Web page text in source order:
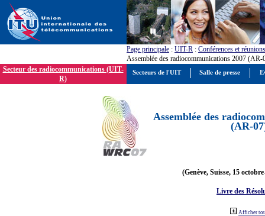
Page principale : UIT-R : Conférences et réunions
Assemblée des radiocommunications 2007 (AR-
Secteur des radiocommunications (UIT-
R)
Assemblée des
(AR-
(Genève, Suisse, 15
Livre des
Afficher
Secteurs de l'UIT Salle de presse